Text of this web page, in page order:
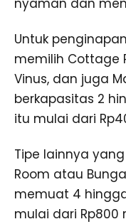
nyaman dan
Untuk
memilih Cottage
Vinus, dan juga
berkapasitas 2
itu mulai dari
Tipe lainnya
Room atau
memuat 4
mulai dari